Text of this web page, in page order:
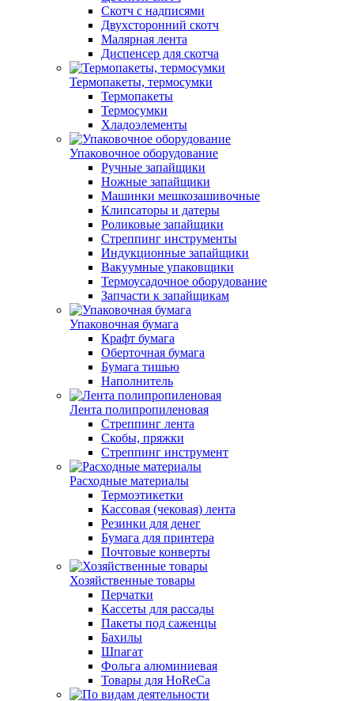
Скотч с надписями
Двухсторонний скотч
Малярная лента
Диспенсер для скотча
Термопакеты, термосумки
Термопакеты
Термосумки
Хладоэлементы
Упаковочное оборудование
Ручные запайщики
Ножные запайщики
Машинки мешкозашивочные
Клипсаторы и датеры
Роликовые запайщики
Стреппинг инструменты
Индукционные запайщики
Вакуумные упаковщики
Термоусадочное оборудование
Запчасти к запайщикам
Упаковочная бумага
Крафт бумага
Оберточная бумага
Бумага тишью
Наполнитель
Лента полипропиленовая
Стреппинг лента
Скобы, пряжки
Стреппинг инструмент
Расходные материалы
Термоэтикетки
Кассовая (чековая) лента
Резинки для денег
Бумага для принтера
Почтовые конверты
Хозяйственные товары
Перчатки
Кассеты для рассады
Пакеты под саженцы
Бахилы
Шпагат
Фольга алюминиевая
Товары для HoReCa